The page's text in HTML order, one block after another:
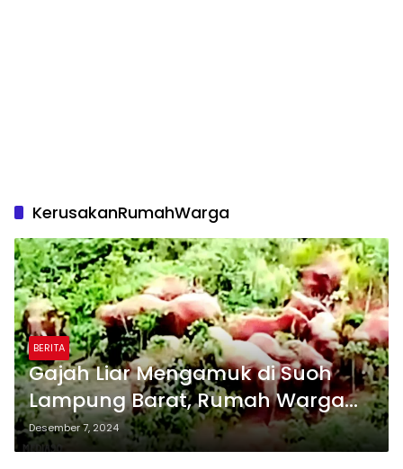
KerusakanRumahWarga
BERITA
Gajah Liar Mengamuk di Suoh
Lampung Barat, Rumah Warga
Kembali Jadi Sasaran, Satgas
Kewalahan
Desember 7, 2024